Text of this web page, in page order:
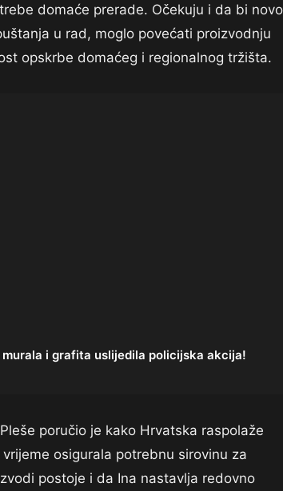
domaće prerade. Očekuju i da bi novo
u rad, moglo povećati proizvodnju
opskrbe domaćeg i regionalnog tržišta.
murala i grafita uslijedila policijska akcija!
poručio je kako Hrvatska raspolaže
osigurala potrebnu sirovinu za
postoje i da Ina nastavlja redovno